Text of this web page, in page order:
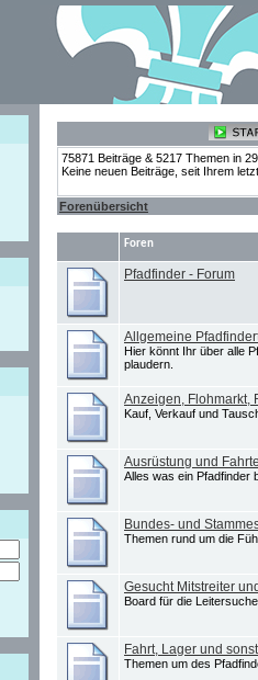
75871 Beiträge & 5217 Themen in
Keine neuen Beiträge, seit Ihrem
Forenübersicht
Foren
Pfadfinder - Forum
Allgemeine
Hier könnt Ihr über alle
plaudern.
Anzeigen, Flohmarkt,
Kauf, Verkauf und
Ausrüstung und
Alles was ein Pfadfinder
Bundes- und
Themen rund um die
Gesucht Mitstreiter
Board für die
Fahrt, Lager und
Themen um des